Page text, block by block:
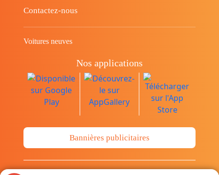
Contactez-nous
Voitures neuves
Nos applications
Bannières publicitaires